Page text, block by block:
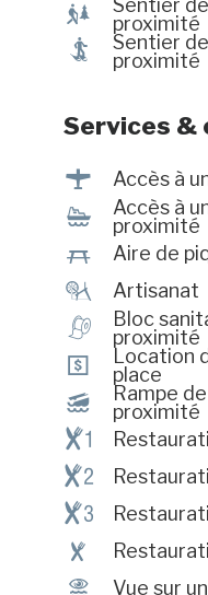
&
Sentier
proximité
ó
Sentier
proximité
Services &
< Accès à
Í
Accès à
proximité
h Aire de
£ Artisanat
h
Bloc
proximité
ö
Location
place
M
Rampe
proximité
¶!
¶@
¶#
¶
Ï Vue sur